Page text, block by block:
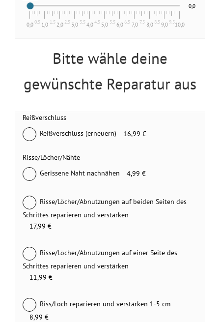
0,00,5 1,0 1,5 2,0 2,5 3,0 3,5 4,04,5 5,0 5,5 6,0 6,5 7,0 7,5 8,0 8,5 9,0 9,510,0
0,0
Bitte wähle deine
gewünschte Reparatur aus
Reißverschluss
Reißverschluss (erneuern)
16,99 €
Risse/Löcher/Nähte
Gerissene Naht nachnähen
4,99 €
Risse/Löcher/Abnutzungen auf beiden Seiten des
Schrittes reparieren und verstärken
17,99 €
Risse/Löcher/Abnutzungen auf einer Seite des
Schrittes reparieren und verstärken
11,99 €
Riss/Loch reparieren und verstärken 1-5 cm
8,99 €